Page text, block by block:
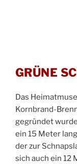
GRÜNE
Das
Kornbrand-
gegründet
ein 15 Meter
der zur
sich auch ein 12